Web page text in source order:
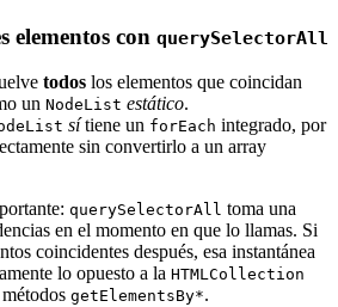
elementos con querySelectorAll
todos los elementos que coincidan
un NodeList estático.
sítiene un forEach integrado, por
sin convertirlo a un array
querySelectorAll toma una
en el momento en que lo llamas. Si
coincidentes después, esa instantánea
lo opuesto a la HTMLCollection
getElementsBy*.